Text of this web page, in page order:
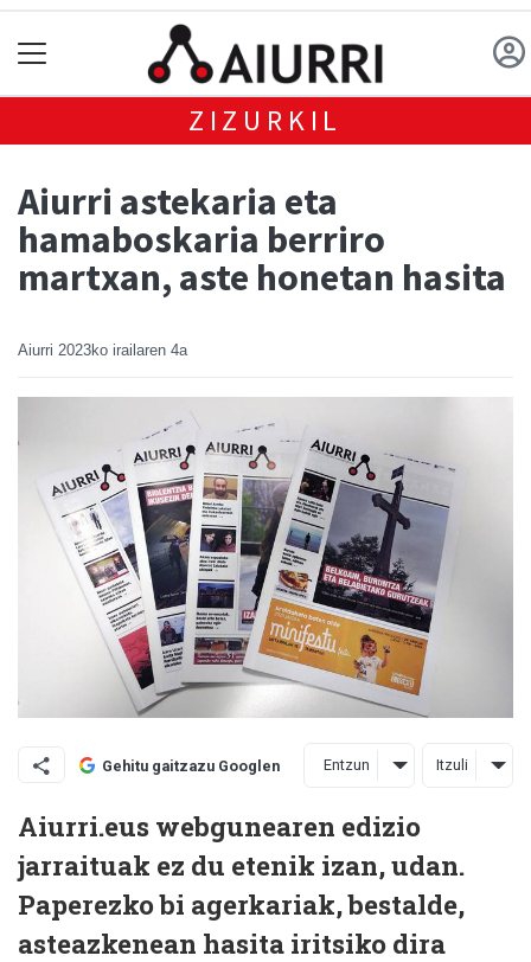
ZIZURKIL
Aiurri astekaria eta
hamaboskaria berriro
martxan, aste honetan hasita
Aiurri 2023ko irailaren 4a
Gehitu gaitzazu Googlen Entzun Itzuli
Aiurri.eus webgunearen edizio
jarraituak ez du etenik izan, udan.
Paperezko bi agerkariak, bestalde,
asteazkenean hasita iritsiko dira